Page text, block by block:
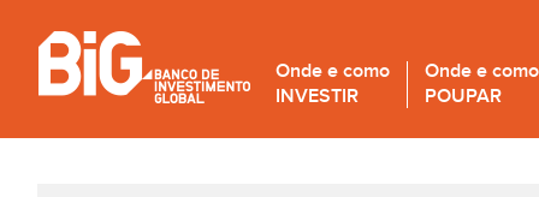
Onde e como
INVESTIR
Onde e como
POUPAR